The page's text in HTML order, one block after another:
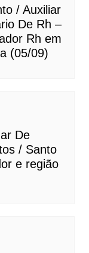
/ Auxiliar
De Rh –
Rh em
(05/09)
De
/ Santo
e região